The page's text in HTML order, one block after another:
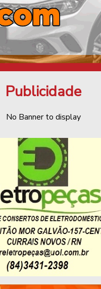
Publicidade
No Banner to display